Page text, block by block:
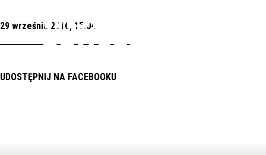
WISŁA PUŁAWY –
PRUSZKÓW
29 września 2016, 15:04
UDOSTĘPNIJ NA FACEBOOKU